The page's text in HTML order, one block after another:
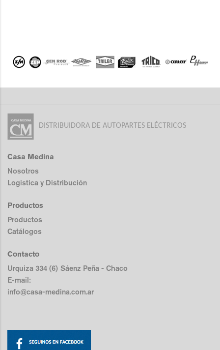
DISTRIBUIDORA DE AUTOPARTES ELÉCTRICOS
Casa Medina
Nosotros
Logistica y Distribución
Productos
Productos
Catálogos
Contacto
Urquiza 334 (6) Sáenz Peña - Chaco
E-mail:
info@casa-medina.com.ar